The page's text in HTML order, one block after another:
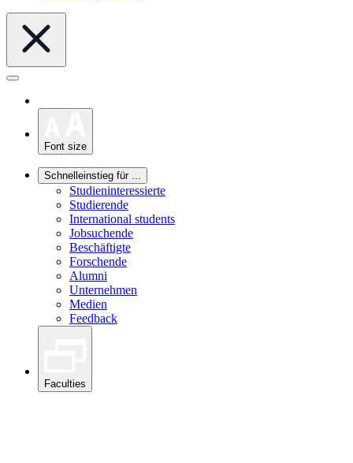
Font size
Schnelleinstieg für ...
Studieninteressierte
Studierende
International students
Jobsuchende
Beschäftigte
Forschende
Alumni
Unternehmen
Medien
Feedback
Faculties